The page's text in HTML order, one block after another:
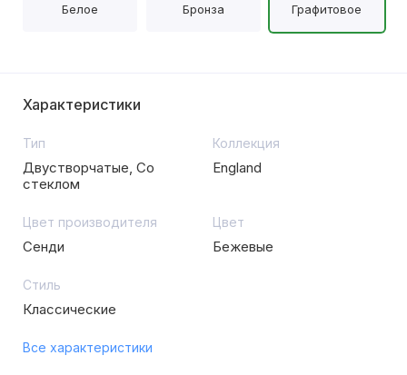
Белое Бронза Графитовое
Характеристики
Тип
Двустворчатые, Со
стеклом
Коллекция
England
Цвет производителя
Сенди
Цвет
Бежевые
Стиль
Классические
Все характеристики